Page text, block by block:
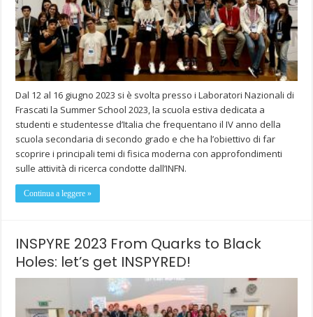
Dal 12 al 16 giugno 2023 si è svolta presso i Laboratori Nazionali di
Frascati la Summer School 2023, la scuola estiva dedicata a
studenti e studentesse d’Italia che frequentano il IV anno della
scuola secondaria di secondo grado e che ha l’obiettivo di far
scoprire i principali temi di fisica moderna con approfondimenti
sulle attività di ricerca condotte dall’INFN.
Continua a leggere »
INSPYRE 2023 From Quarks to Black
Holes: let’s get INSPYRED!